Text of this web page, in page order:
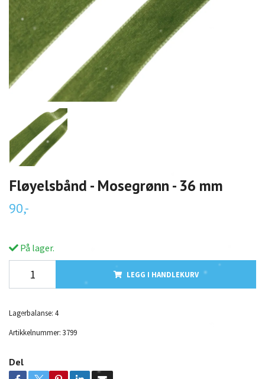
Fløyelsbånd - Mosegrønn - 36 mm
90,-
På lager.
LEGG I HANDLEKURV
Lagerbalanse: 4
Artikkelnummer: 3799
Del